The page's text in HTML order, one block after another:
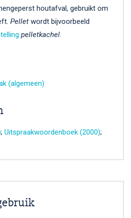
hout­af­val, ge­bruikt om
Pellet wordt bijvoorbeeld
pelletkachel.
(algemeen)
; Uitspraakwoordenboek (2000);